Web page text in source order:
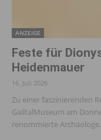
ANZEIGE
Feste für
Heidenmauer
16. Juli 2026
Zu einer faszinierenden
GailtalMuseum am
renommierte